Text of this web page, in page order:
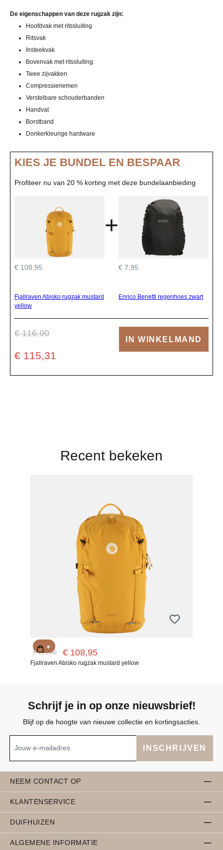
De eigenschappen van deze rugzak zijn:
Hoofdvak met ritssluiting
Ritsvak
Insteekvak
Bovenvak met ritssluiting
Twee zijvakken
Compressieriemen
Verstelbare schouderbanden
Handvat
Borstband
Donkerkleurige hardware
KIES JE BUNDEL EN BESPAAR
Profiteer nu van 20 % korting met deze bundelaanbieding
€ 108,95
Fjallraven Abisko rugzak mustard
yellow
+
€ 7,95
Enrico Benetti regenhoes zwart
€ 116,90
€ 115,31
IN WINKELMAND
Recent bekeken
€ 120,00 € 108,95
Fjallraven Abisko rugzak mustard yellow
+
Schrijf je in op onze nieuwsbrief!
Blijf op de hoogte van nieuwe collectie en kortingsacties.
INSCHRIJVEN
NEEM CONTACT OP
KLANTENSERVICE
DUIFHUIZEN
ALGEMENE INFORMATIE